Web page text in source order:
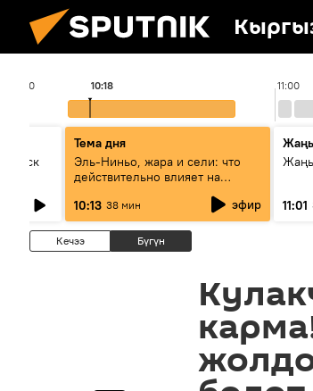
10:00 11:00
10:18
Тема дня
Эль-Ниньо, жара и сели: что
действительно влияет на
10:13 38 мин эфир 11:01
Кечээ Бүгүн